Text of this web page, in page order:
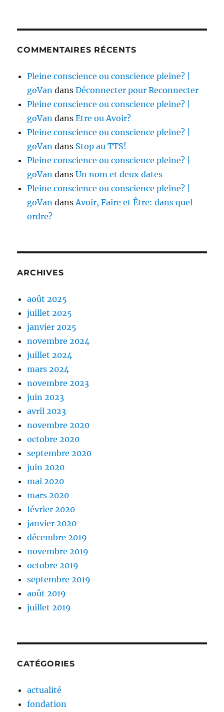
COMMENTAIRES RÉCENTS
Pleine conscience ou conscience pleine? |
goVan dansDéconnecter pour Reconnecter
Pleine conscience ou conscience pleine? |
goVan dansEtre ou Avoir?
Pleine conscience ou conscience pleine? |
goVan dans Stop au TTS!
Pleine conscience ou conscience pleine? |
goVan dansUn nom et deux dates
Pleine conscience ou conscience pleine? |
goVan dans Avoir, Faire et Être: dans quel
ordre?
ARCHIVES
août 2025
juillet 2025
janvier 2025
novembre 2024
juillet 2024
mars 2024
novembre 2023
juin 2023
avril 2023
novembre 2020
octobre 2020
septembre 2020
juin 2020
mai 2020
mars 2020
février 2020
janvier 2020
décembre 2019
novembre 2019
octobre 2019
septembre 2019
août 2019
juillet 2019
CATÉGORIES
actualité
fondation